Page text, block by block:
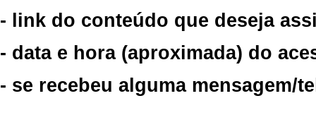
- link do conteúdo que deseja
- data e hora (aproximada) do
- se recebeu alguma mensagem/